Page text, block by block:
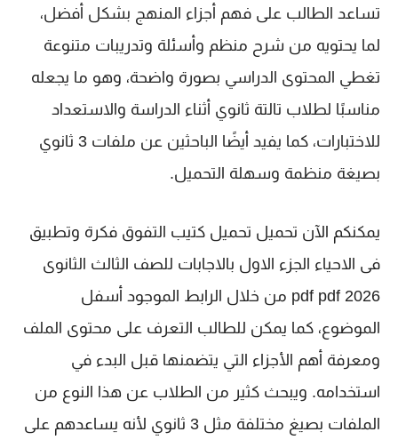
تساعد الطالب على فهم أجزاء المنهج بشكل أفضل،
لما يحتويه من شرح منظم وأسئلة وتدريبات متنوعة
تغطي المحتوى الدراسي بصورة واضحة، وهو ما يجعله
مناسبًا لطلاب تالتة ثانوي أثناء الدراسة والاستعداد
للاختبارات، كما يفيد أيضًا الباحثين عن ملفات 3 ثانوي
بصيغة منظمة وسهلة التحميل.
يمكنكم الآن تحميل تحميل كتيب التفوق فكرة وتطبيق
فى الاحياء الجزء الاول بالاجابات للصف الثالث الثانوى
2026 pdf pdf
من خلال الرابط الموجود أسفل
الموضوع، كما يمكن للطالب التعرف على محتوى الملف
ومعرفة أهم الأجزاء التي يتضمنها قبل البدء في
استخدامه. ويبحث كثير من الطلاب عن هذا النوع من
الملفات بصيغ مختلفة مثل 3 ثانوي
لأنه يساعدهم على